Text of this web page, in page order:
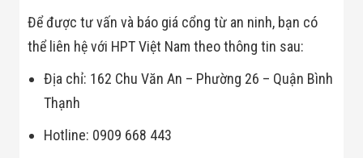
Ghi Âm
Máy X-Ray
Thực Phẩm
Loại Công
Để được tư vấn và báo giá cổng từ an ninh, bạn có
thể liên hệ với HPT Việt Nam theo thông tin sau:
Địa chỉ: 162 Chu Văn An – Phường 26 – Quận Bình
Thạnh
Hotline: 0909 668 443